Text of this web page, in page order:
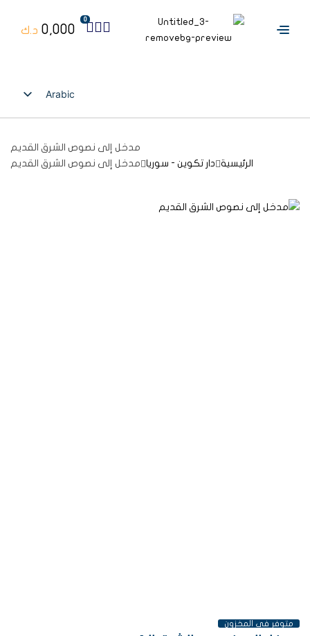
0
0,000 د.ك
Arabic
English
مدخل إلى نصوص الشرق القديم
الرئيسية دار تكوين - سوريا مدخل إلى نصوص الشرق القديم
متوفر فى المخزون